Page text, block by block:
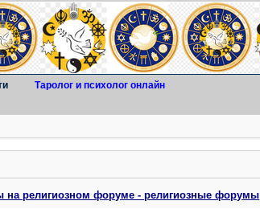
Таролог и психолог онлайн
на религиозном форуме - религиозные форумы